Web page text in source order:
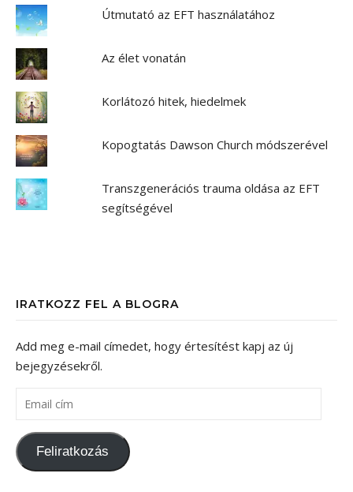
Útmutató az EFT használatához
Az élet vonatán
Korlátozó hitek, hiedelmek
Kopogtatás Dawson Church módszerével
Transzgenerációs trauma oldása az EFT
segítségével
IRATKOZZ FEL A BLOGRA
Add meg e-mail címedet, hogy értesítést kapj az új
bejegyzésekről.
Feliratkozás